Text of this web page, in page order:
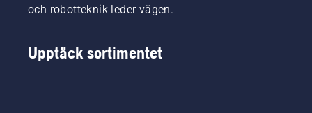
och robotteknik leder vägen.
Upptäck sortimentet